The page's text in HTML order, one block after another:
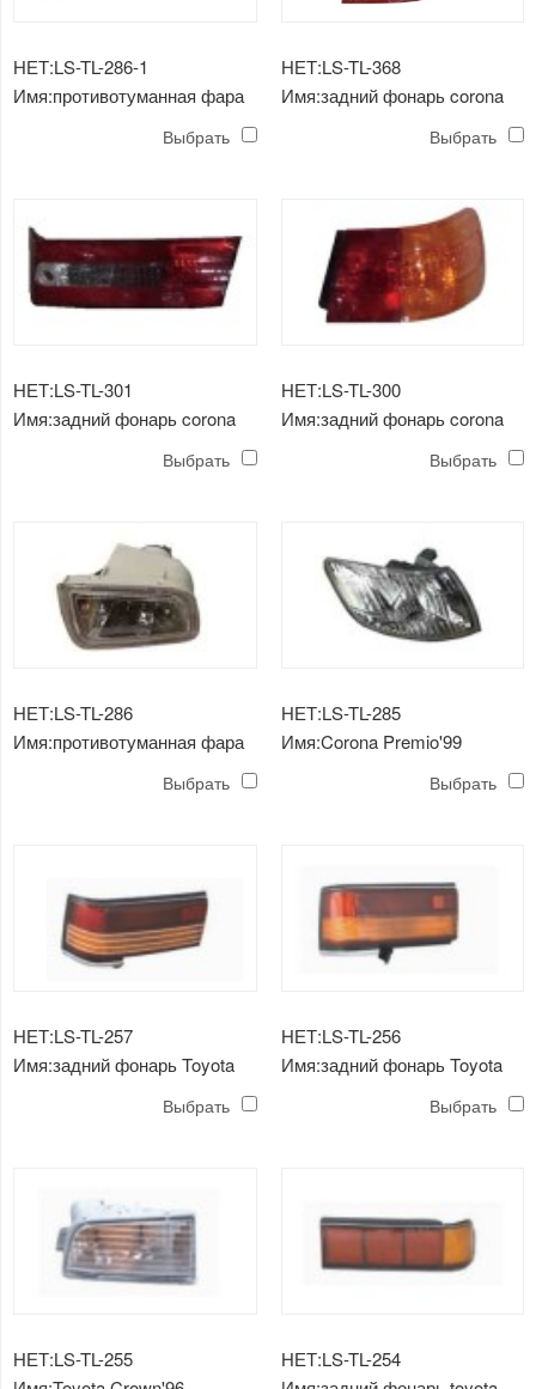
НЕТ:LS-TL-286-1
Имя:противотуманная фара
Выбрать
НЕТ:LS-TL-368
Имя:задний фонарь corona
Выбрать
НЕТ:LS-TL-301
Имя:задний фонарь corona
Выбрать
НЕТ:LS-TL-300
Имя:задний фонарь corona
Выбрать
НЕТ:LS-TL-286
Имя:противотуманная фара
Выбрать
НЕТ:LS-TL-285
Имя:Corona Premio'99
Выбрать
НЕТ:LS-TL-257
Имя:задний фонарь Toyota
Выбрать
НЕТ:LS-TL-256
Имя:задний фонарь Toyota
Выбрать
НЕТ:LS-TL-255
НЕТ:LS-TL-254